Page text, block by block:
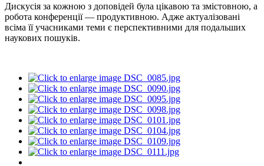
Дискусія за кожною з доповідей була цікавою та змістовною, а
робота конференції — продуктивною. Адже актуалізовані
всіма її учасниками теми є перспективними для подальших
наукових пошуків.